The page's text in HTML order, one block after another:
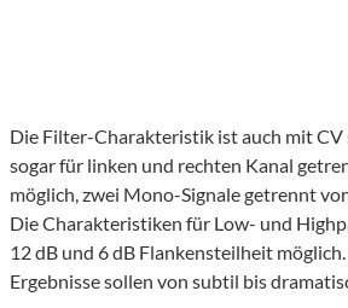
Die Filter-Charakteristik ist auch mit CV
sogar für linken und rechten Kanal
möglich, zwei Mono-Signale getrennt
Die Charakteristiken für Low- und
12 dB und 6 dB Flankensteilheit
Ergebnisse sollen von subtil bis